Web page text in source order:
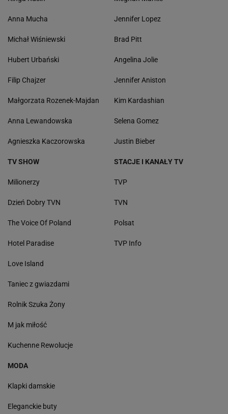
Anna Mucha
Michał Wiśniewski
Hubert Urbański
Filip Chajzer
Małgorzata Rozenek-Majdan
Anna Lewandowska
Agnieszka Kaczorowska
Jennifer Lopez
Brad Pitt
Angelina Jolie
Jennifer Aniston
Kim Kardashian
Selena Gomez
Justin Bieber
TV SHOW
Milionerzy
Dzień Dobry TVN
The Voice Of Poland
Hotel Paradise
Love Island
Taniec z gwiazdami
Rolnik Szuka Żony
M jak miłość
Kuchenne Rewolucje
STACJE I KANAŁY TV
TVP
TVN
Polsat
TVP Info
MODA
Klapki damskie
Eleganckie buty